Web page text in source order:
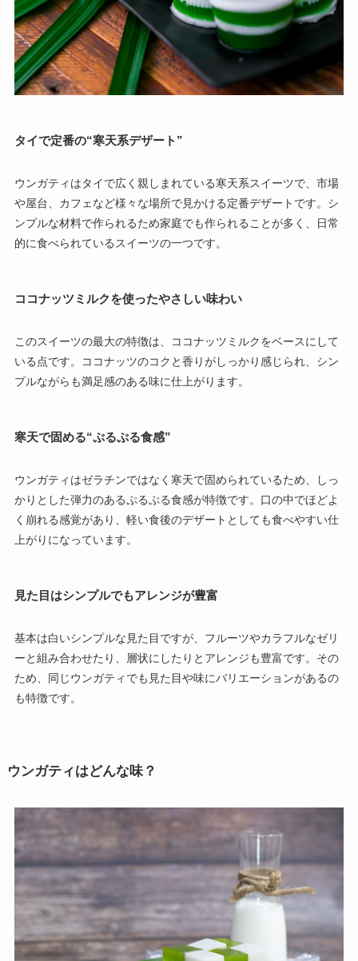
タイで定番の“寒天系デザート”
ウンガティはタイで広く親しまれている寒天系スイーツで、市場
や屋台、カフェなど様々な場所で見かける定番デザートです。シ
ンプルな材料で作られるため家庭でも作られることが多く、日常
的に食べられているスイーツの一つです。
ココナッツミルクを使ったやさしい味わい
このスイーツの最大の特徴は、ココナッツミルクをベースにして
いる点です。ココナッツのコクと香りがしっかり感じられ、シン
プルながらも満足感のある味に仕上がります。
寒天で固める“ぷるぷる食感”
ウンガティはゼラチンではなく寒天で固められているため、しっ
かりとした弾力のあるぷるぷる食感が特徴です。口の中でほどよ
く崩れる感覚があり、軽い食後のデザートとしても食べやすい仕
上がりになっています。
見た目はシンプルでもアレンジが豊富
基本は白いシンプルな見た目ですが、フルーツやカラフルなゼリ
ーと組み合わせたり、層状にしたりとアレンジも豊富です。その
ため、同じウンガティでも見た目や味にバリエーションがあるの
も特徴です。
ウンガティはどんな味？